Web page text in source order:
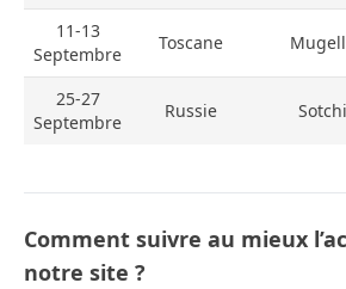
11-13
Septembre
Toscane
25-27
Septembre
Russie Sotchi
Comment suivre au mieux
notre site ?